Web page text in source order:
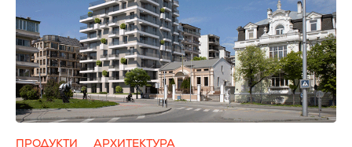
ПРОДУКТИ АРХИТЕКТУРА